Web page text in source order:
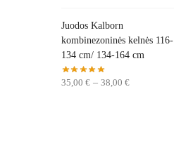
Juodos Kalborn
kombinezoninės kelnės 116-
134 cm/ 134-164 cm
35,00 € – 38,00 €